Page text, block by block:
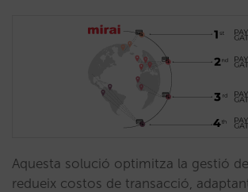
Aquesta solució optimitza la gestió
redueix costos de transacció,